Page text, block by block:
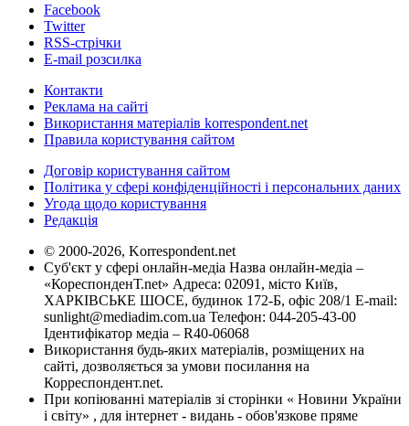
Facebook
Twitter
RSS-стрічки
E-mail розсилка
Контакти
Реклама на сайті
Використання матеріалів korrespondent.net
Правила користування сайтом
Договір користування сайтом
Політика у сфері конфіденційності і персональних даних
Угода щодо користування
Редакція
© 2000-2026, Korrespondent.net
Суб'єкт у сфері онлайн-медіа Назва онлайн-медіа –
«КореспонденТ.net» Адреса: 02091, місто Київ,
ХАРКІВСЬКЕ ШОСЕ, будинок 172-Б, офіс 208/1 E-mail:
sunlight@mediadim.com.ua Телефон: 044-205-43-00
Ідентифікатор медіа – R40-06068
Використання будь-яких матеріалів, розміщених на
сайті, дозволяється за умови посилання на
Корреспондент.net.
При копіюванні матеріалів зі сторінки « Новини України
і світу» , для інтернет - видань - обов'язкове пряме